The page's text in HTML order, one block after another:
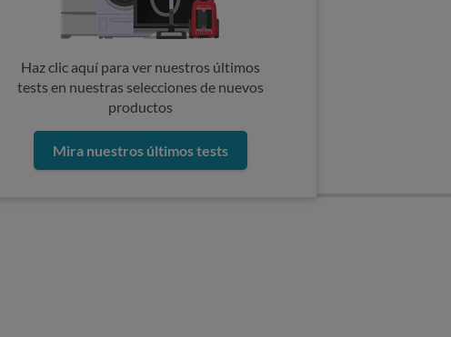
Haz clic aquí para ver nuestros últimos
tests en nuestras selecciones de nuevos
productos
Mira nuestros últimos tests